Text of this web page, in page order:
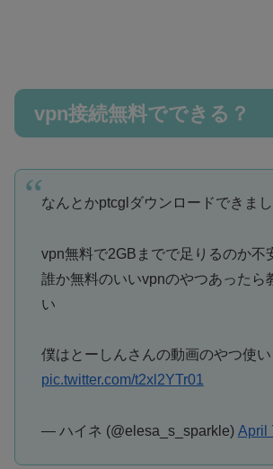
vpn接続無料でできる？
なんとかptcglダウンロードできまし
vpn無料で2GBまでで足りるのか不
誰か無料のいいvpnのやつあったら
い
僕はとーしんさんの動画のやつ使い
pic.twitter.com/t2xl2YTr01
— ハイネ (@elesa_s_sparkle) April